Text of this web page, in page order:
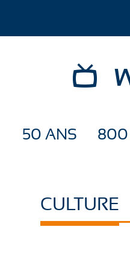
50 ANS 800
CULTURE